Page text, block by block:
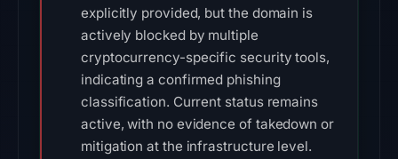
explicitly provided, but the domain is
actively blocked by multiple
cryptocurrency-specific security tools,
indicating a confirmed phishing
classification. Current status remains
active, with no evidence of takedown or
mitigation at the infrastructure level.